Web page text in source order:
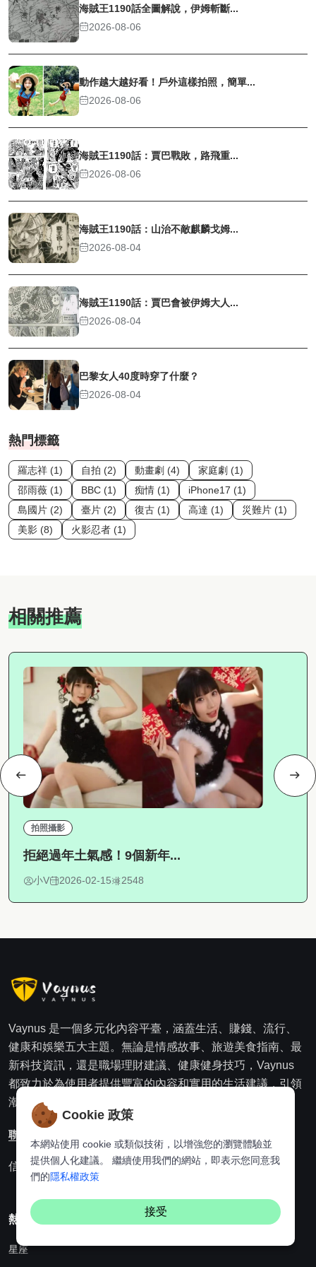
海賊王1190話全圖解說，伊姆斬斷...
2026-08-06
動作越大越好看！戶外這樣拍照，簡單...
2026-08-06
海賊王1190話：賈巴戰敗，路飛重...
2026-08-06
海賊王1190話：山治不敵麒麟戈姆...
2026-08-04
海賊王1190話：賈巴會被伊姆大人...
2026-08-04
巴黎女人40度時穿了什麼？
2026-08-04
熱門標籤
羅志祥 (1) 自拍 (2) 動畫劇 (4)
家庭劇 (1)
邵雨薇 (1)
BBC (1) 痴情 (1)
iPhone17 (1)
島國片 (2)
臺片 (2) 復古 (1) 高達 (1)
災難片 (1)
美影 (8)
火影忍者 (1)
相關推薦
拍照攝影
拒絕過年土氣感！9個新年...
小V 2026-02-15 2548
Vaynus 是一個多元化內容平臺，涵蓋生活、賺錢、流行、
健康和娛樂五大主題。無論是情感故事、旅遊美食指南、最
新科技資訊，還是職場理財建議、健康健身技巧，Vaynus
都致力於為使用者提供豐富的內容和實用的生活建議，引領
潮流生活方式。
聯絡我們
信箱：websitebuildingking@gmail.com
熱門分類
星座
Cookie 政策
本網站使用 cookie 或類似技術，以增強您的瀏覽體驗並
提供個人化建議。 繼續使用我們的網站，即表示您同意我
們的隱私權政策
接受